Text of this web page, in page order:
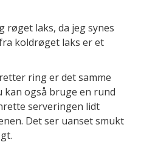
røget laks, da jeg synes
koldrøget laks er et
ring er det samme
kan også bruge en rund
serveringen lidt
Det ser uanset smukt